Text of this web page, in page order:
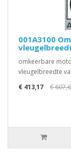
001A3100
omkeerbare
vleugelbreedte
€ 413,17
€